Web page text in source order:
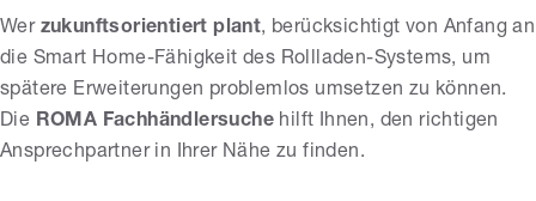
Wer zukunftsorientiert plant, berücksichtigt von Anfang an
die Smart Home-Fähigkeit des Rollladen-Systems, um
spätere Erweiterungen problemlos umsetzen zu können.
Die ROMA Fachhändlersuche hilft Ihnen, den richtigen
Ansprechpartner in Ihrer Nähe zu finden.